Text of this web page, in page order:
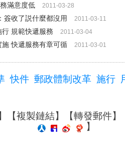
滿意度低 2011-03-28
簽收了説什麼都沒用 2011-03-11
規範快遞服務 2011-03-04
快遞服務有章可循 2011-03-01
快件 郵政體制改革 施行
【複製鏈結】【轉發郵件】
】